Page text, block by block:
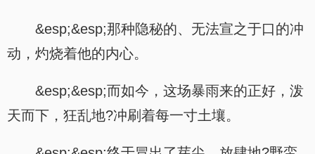
&esp;&esp;那种隐秘的、无法宣之于口的冲
动，灼烧着他的内心。
&esp;&esp;而如今，这场暴雨来的正好，泼
天而下，狂乱地?冲刷着每一寸土壤。